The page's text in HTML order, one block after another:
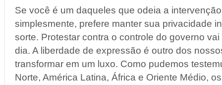
Se você é um daqueles que odeia a
simplesmente, prefere manter sua privacidade
sorte. Protestar contra o controle do governo
dia. A liberdade de expressão é outro dos
transformar em um luxo. Como pudemos
Norte, América Latina, África e Oriente Médio,